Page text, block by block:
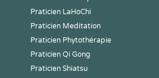
Praticien LaHoChi
Praticien Meditation
Praticien Phytothérapie
Praticien Qi Gong
Praticien Shiatsu